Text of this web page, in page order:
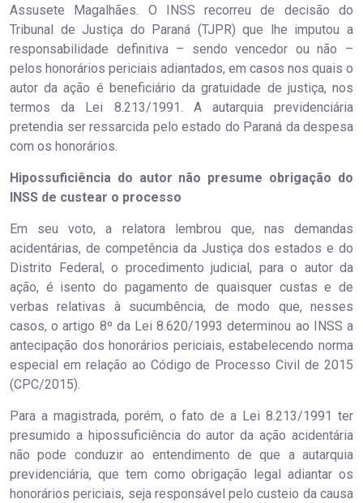
Assusete Magalhães. O INSS recorreu de decisão do
Tribunal de Justiça do Paraná (TJPR) que lhe imputou a
responsabilidade definitiva – sendo vencedor ou não –
pelos honorários periciais adiantados, em casos nos quais o
autor da ação é beneficiário da gratuidade de justiça, nos
termos da Lei 8.213/1991. A autarquia previdenciária
pretendia ser ressarcida pelo estado do Paraná da despesa
com os honorários.
Hipossuficiência do autor não presume obrigação do
INSS de custear o processo
Em seu voto, a relatora lembrou que, nas demandas
acidentárias, de competência da Justiça dos estados e do
Distrito Federal, o procedimento judicial, para o autor da
ação, é isento do pagamento de quaisquer custas e de
verbas relativas à sucumbência, de modo que, nesses
casos, o artigo 8º da Lei 8.620/1993 determinou ao INSS a
antecipação dos honorários periciais, estabelecendo norma
especial em relação ao Código de Processo Civil de 2015
(CPC/2015).
Para a magistrada, porém, o fato de a Lei 8.213/1991 ter
presumido a hipossuficiência do autor da ação acidentária
não pode conduzir ao entendimento de que a autarquia
previdenciária, que tem como obrigação legal adiantar os
honorários periciais, seja responsável pelo custeio da causa